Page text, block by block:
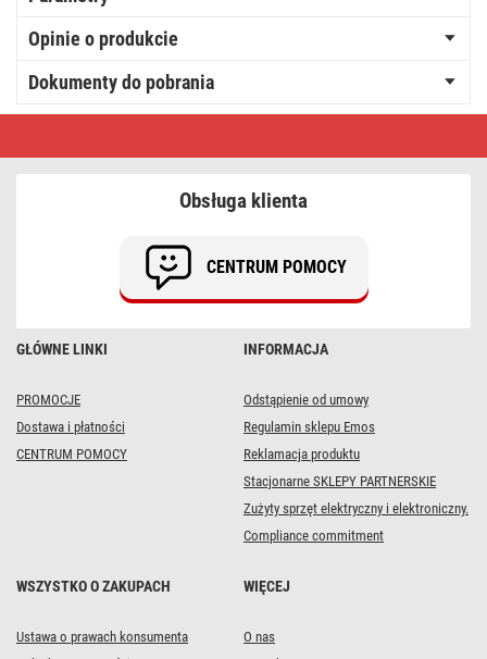
Opinie o produkcie
Dokumenty do pobrania
POPPY
GŁÓWNE LINKI
PROMOCJE
Dostawa i płatności
CENTRUM POMOCY
INFORMACJA
Odstąpienie od umowy
Regulamin sklepu Emos
Reklamacja produktu
Stacjonarne SKLEPY PARTNERSKIE
Zużyty sprzęt elektryczny i elektroniczny.
Compliance commitment
WSZYSTKO O ZAKUPACH
Ustawa o prawach konsumenta
WIĘCEJ
O nas
Obsługa klienta
CENTRUM POMOCY